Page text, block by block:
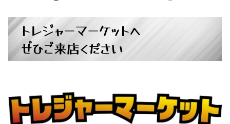
営業時間：10:00～19:00
定休日：月曜日・火曜日